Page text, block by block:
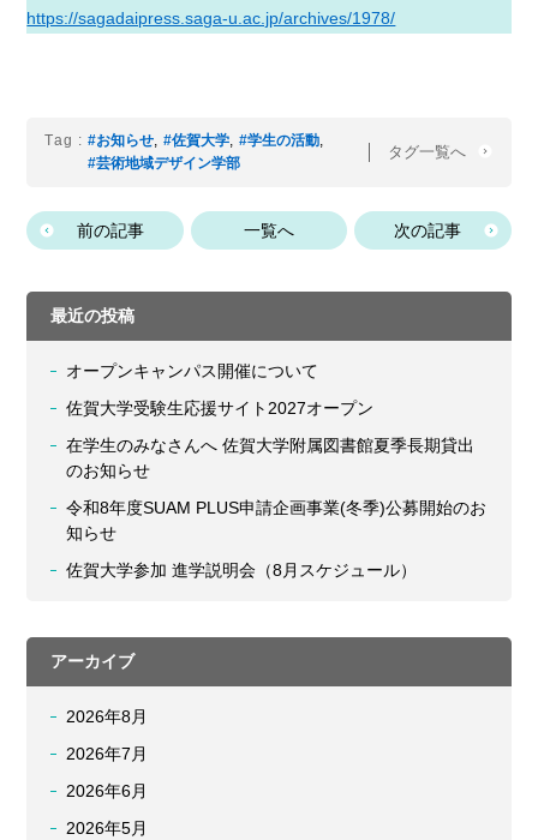
https://sagadaipress.saga-u.ac.jp/archives/1978/
Tag : #お知らせ, #佐賀大学, #学生の活動,
#芸術地域デザイン学部
タグ一覧へ
前の記事 一覧へ 次の記事
最近の投稿
オープンキャンパス開催について
佐賀大学受験生応援サイト2027オープン
在学生のみなさんへ 佐賀大学附属図書館夏季長期貸出
のお知らせ
令和8年度SUAM PLUS申請企画事業(冬季)公募開始のお
知らせ
佐賀大学参加 進学説明会（8月スケジュール）
アーカイブ
2026年8月
2026年7月
2026年6月
2026年5月